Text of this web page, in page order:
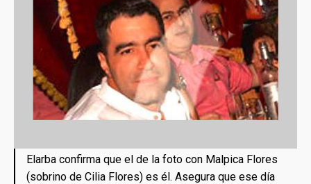
Elarba confirma que el de la foto con Malpica Flores
(sobrino de Cilia Flores) es él. Asegura que ese día